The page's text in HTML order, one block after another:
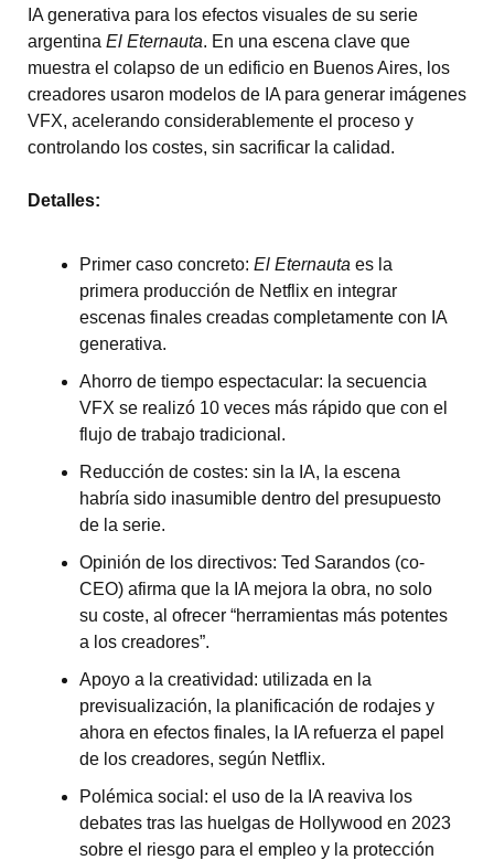
IA generativa para los efectos visuales de su serie
argentina El Eternauta. En una escena clave que
muestra el colapso de un edificio en Buenos Aires, los
creadores usaron modelos de IA para generar imágenes
VFX, acelerando considerablemente el proceso y
controlando los costes, sin sacrificar la calidad.
Detalles:
Primer caso concreto: El Eternauta es la
primera producción de Netflix en integrar
escenas finales creadas completamente con IA
generativa.
Ahorro de tiempo espectacular: la secuencia
VFX se realizó 10 veces más rápido que con el
flujo de trabajo tradicional.
Reducción de costes: sin la IA, la escena
habría sido inasumible dentro del presupuesto
de la serie.
Opinión de los directivos: Ted Sarandos (co-
CEO) afirma que la IA mejora la obra, no solo
su coste, al ofrecer “herramientas más potentes
a los creadores”.
Apoyo a la creatividad: utilizada en la
previsualización, la planificación de rodajes y
ahora en efectos finales, la IA refuerza el papel
de los creadores, según Netflix.
Polémica social: el uso de la IA reaviva los
debates tras las huelgas de Hollywood en 2023
sobre el riesgo para el empleo y la protección